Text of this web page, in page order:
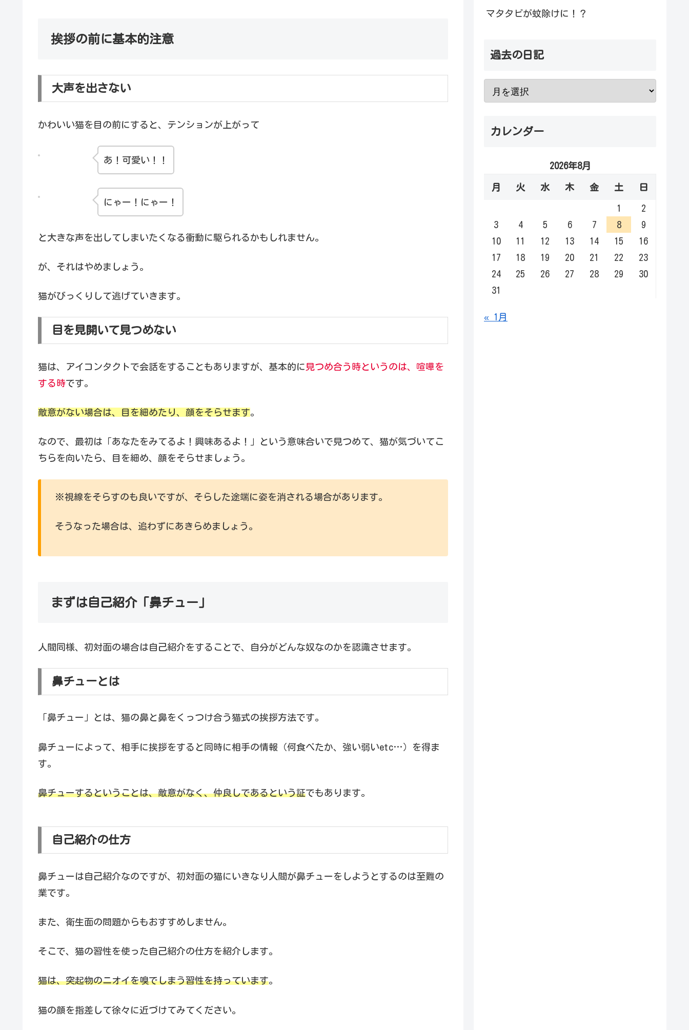
挨拶の前に基本的注意
大声を出さない
かわいい猫を目の前にすると、テンションが上がって
あ！可愛い！！
にゃー！にゃー！
と大きな声を出してしまいたくなる衝動に駆られるかもしれません。
が、それはやめましょう。
猫がびっくりして逃げていきます。
目を見開いて見つめない
猫は、アイコンタクトで会話をすることもありますが、基本的に 見つめ合う時というのは、喧嘩を
する時です。
敵意がない場合は、目を細めたり、顔をそらせます。
なので、最初は「あなたをみてるよ！興味あるよ！」という意味合いで見つめて、猫が気づいてこ
ちらを向いたら、目を細め、顔をそらせましょう。
※視線をそらすのも良いですが、そらした途端に姿を消される場合があります。
そうなった場合は、追わずにあきらめましょう。
まずは自己紹介「鼻チュー」
人間同様、初対面の場合は自己紹介をすることで、自分がどんな奴なのかを認識させます。
鼻チューとは
「鼻チュー」とは、猫の鼻と鼻をくっつけ合う猫式の挨拶方法です。
鼻チューによって、相手に挨拶をすると同時に相手の情報（何食べたか、強い弱いetc…）を得ま
す。
鼻チューするということは、敵意がなく、仲良しであるという証でもあります。
自己紹介の仕方
鼻チューは自己紹介なのですが、初対面の猫にいきなり人間が鼻チューをしようとするのは至難の
業です。
また、衛生面の問題からもおすすめしません。
そこで、猫の習性を使った自己紹介の仕方を紹介します。
猫は、突起物のニオイを嗅でしまう習性を持っています。
猫の顔を指差して徐々に近づけてみてください。
マタタビが蚊除けに！？
過去の日記
カレンダー
2026年8月
月 火 水 木 金 土 日
1
2
3
4 5 6 7 8
9
10
11 12 13 14 15
16
17
18 19 20 21 22
23
24
25 26 27 28 29
30
31
« 1月